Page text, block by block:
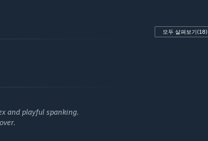
모두 살펴보기(18)
and playful spanking.